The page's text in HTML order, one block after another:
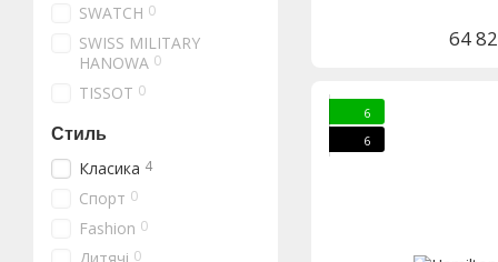
64
6
6
SWATCH 0
SWISS MILITARY
HANOWA 0
TISSOT 0
Стиль
Класика 4
Спорт 0
Fashion 0
0